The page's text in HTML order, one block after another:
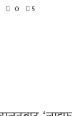
0 5